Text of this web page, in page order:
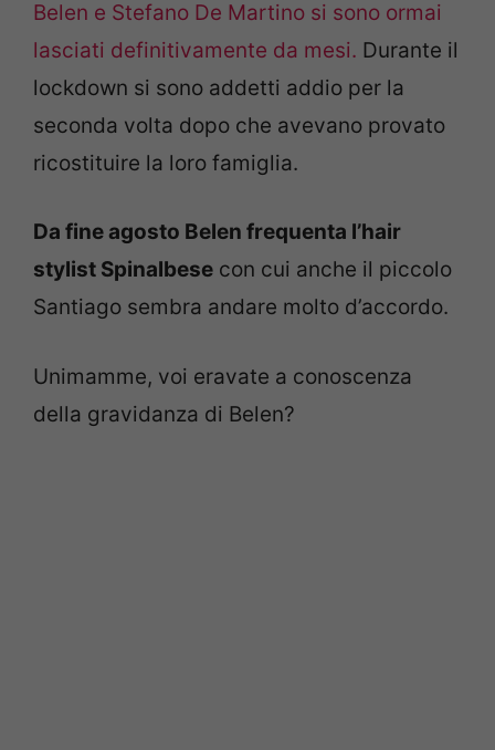
Belen e Stefano De Martino si sono ormai
lasciati definitivamente da mesi. Durante il
lockdown si sono addetti addio per la
seconda volta dopo che avevano provato
ricostituire la loro famiglia.
Da fine agosto Belen frequenta l’hair
stylist Spinalbese con cui anche il piccolo
Santiago sembra andare molto d’accordo.
Unimamme, voi eravate a conoscenza
della gravidanza di Belen?